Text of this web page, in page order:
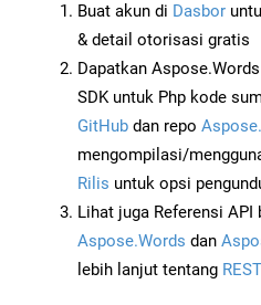
Buat akun di Dasbor
& detail otorisasi gratis
Dapatkan
SDK untuk Php kode
GitHub dan repo
mengompilasi/
Rilis untuk opsi
Lihat juga Referensi
Aspose.Words dan
lebih lanjut tentang